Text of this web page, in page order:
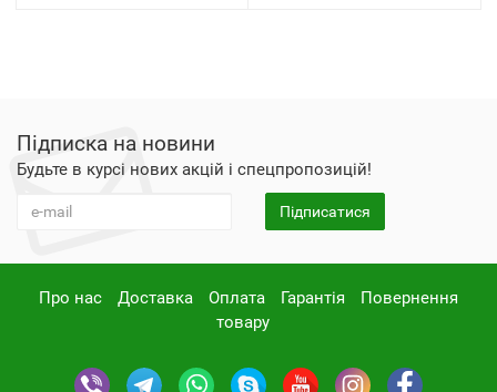
Підписка на новини
Будьте в курсі нових акцій і спецпропозицій!
Підписатися
Про нас Доставка Оплата Гарантія
Повернення
товару